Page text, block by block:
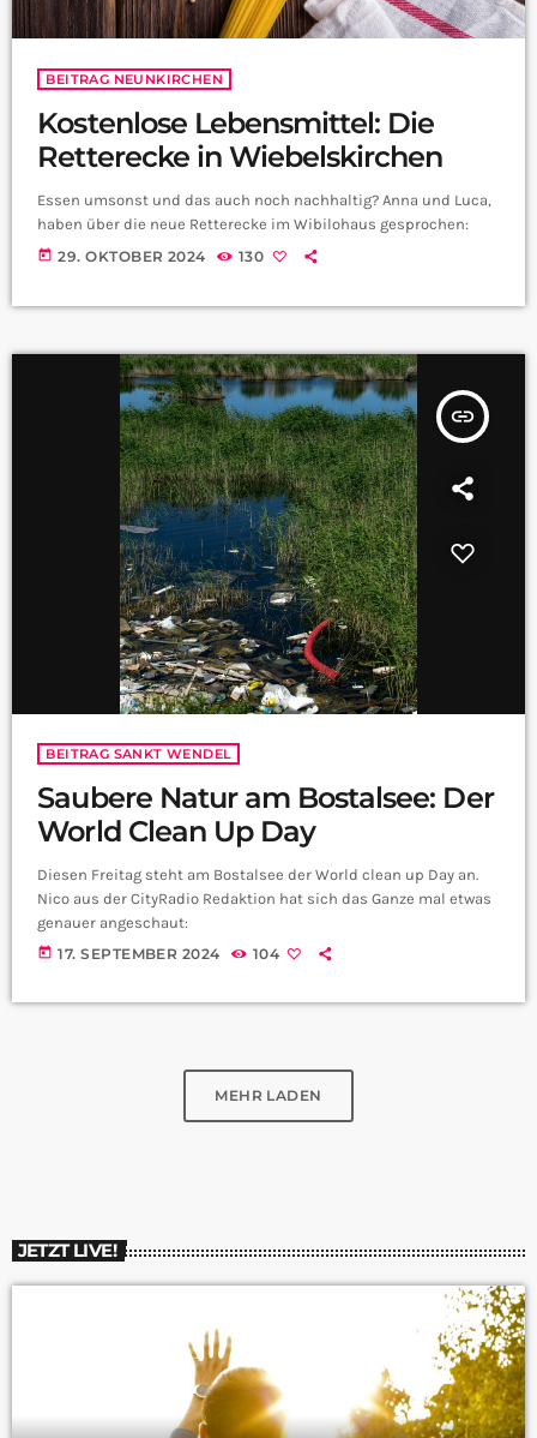
BEITRAG NEUNKIRCHEN
Kostenlose Lebensmittel: Die
Retterecke in Wiebelskirchen
Essen umsonst und das auch noch nachhaltig? Anna und Luca,
haben über die neue Retterecke im Wibilohaus gesprochen:
today 29. OKTOBER 2024 130
insert_link
BEITRAG SANKT WENDEL
Saubere Natur am Bostalsee: Der
World Clean Up Day
Diesen Freitag steht am Bostalsee der World clean up Day an.
Nico aus der CityRadio Redaktion hat sich das Ganze mal etwas
genauer angeschaut:
today 17. SEPTEMBER 2024 104
MEHR LADEN
JETZT LIVE!